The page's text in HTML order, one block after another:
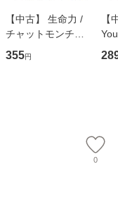
【中古】 生命力 /
チャットモンチー /
キューンレコード
[CD]【メール便送
355円
【
のが
0